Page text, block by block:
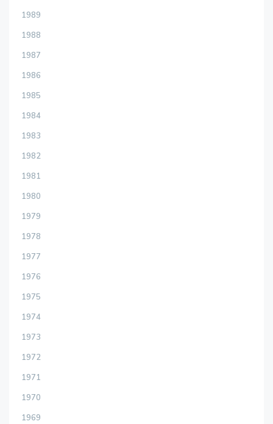
1989
1988
1987
1986
1985
1984
1983
1982
1981
1980
1979
1978
1977
1976
1975
1974
1973
1972
1971
1970
1969